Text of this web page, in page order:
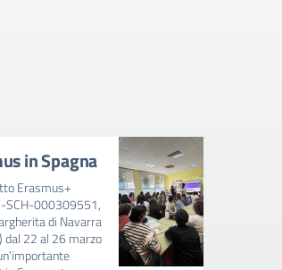
in Spagna
Erasmus+
000309551,
di Navarra
dal 22 al 26 marzo